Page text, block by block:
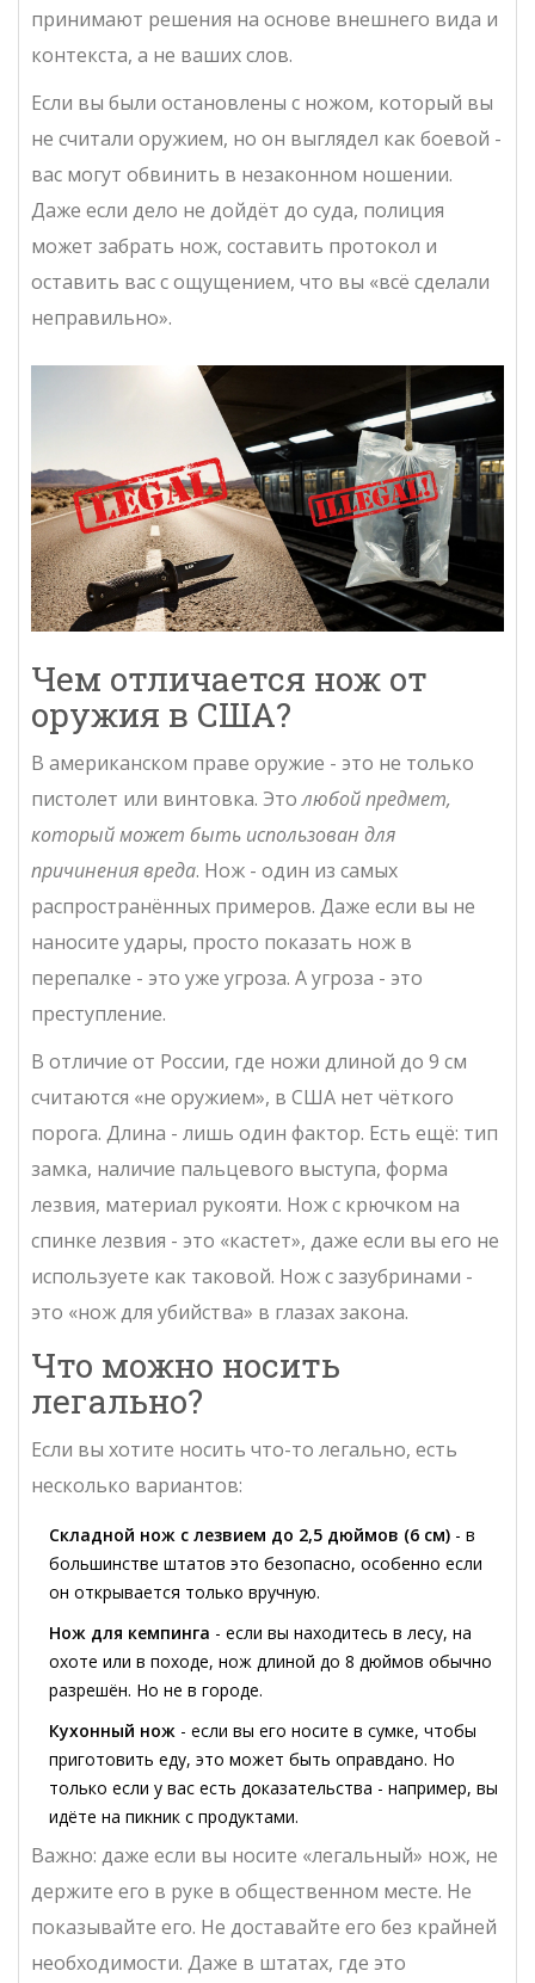
принимают решения на основе внешнего вида и
контекста, а не ваших слов.
Если вы были остановлены с ножом, который вы
не считали оружием, но он выглядел как боевой -
вас могут обвинить в незаконном ношении.
Даже если дело не дойдёт до суда, полиция
может забрать нож, составить протокол и
оставить вас с ощущением, что вы «всё сделали
неправильно».
Чем отличается нож от
оружия в США?
В американском праве оружие - это не только
пистолет или винтовка. Этолюбой предмет,
который может быть использован для
причинения вреда. Нож - один из самых
распространённых примеров. Даже если вы не
наносите удары, просто показать нож в
перепалке - это уже угроза. А угроза - это
преступление.
В отличие от России, где ножи длиной до 9 см
считаются «не оружием», в США нет чёткого
порога. Длина - лишь один фактор. Есть ещё: тип
замка, наличие пальцевого выступа, форма
лезвия, материал рукояти. Нож с крючком на
спинке лезвия - это «кастет», даже если вы его не
используете как таковой. Нож с зазубринами -
это «нож для убийства» в глазах закона.
Что можно носить
легально?
Если вы хотите носить что-то легально, есть
несколько вариантов:
Складной нож с лезвием до 2,5 дюймов (6 см) - в
большинстве штатов это безопасно, особенно если
он открывается только вручную.
Нож для кемпинга - если вы находитесь в лесу, на
охоте или в походе, нож длиной до 8 дюймов обычно
разрешён. Но не в городе.
Кухонный нож - если вы его носите в сумке, чтобы
приготовить еду, это может быть оправдано. Но
только если у вас есть доказательства - например, вы
идёте на пикник с продуктами.
Важно: даже если вы носите «легальный» нож, не
держите его в руке в общественном месте. Не
показывайте его. Не доставайте его без крайней
необходимости. Даже в штатах, где это